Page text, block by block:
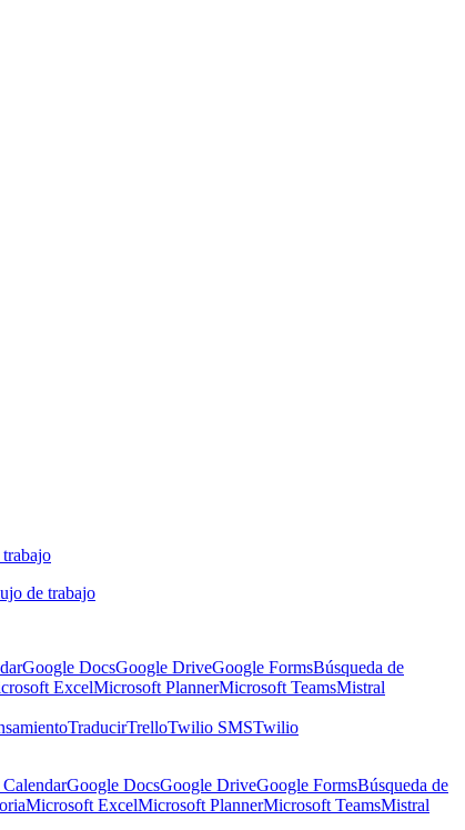
de trabajo
Google DocsGoogle DriveGoogle FormsBúsqueda de
ExcelMicrosoft PlannerMicrosoft TeamsMistral
TraducirTrelloTwilio SMSTwilio
Google DocsGoogle DriveGoogle FormsBúsqueda de
Microsoft ExcelMicrosoft PlannerMicrosoft TeamsMistral